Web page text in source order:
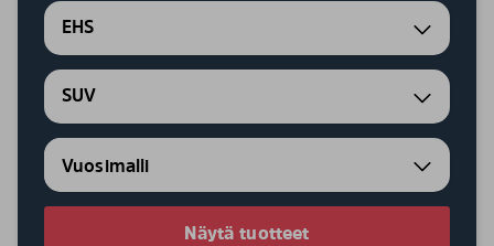
EHS
SUV
Näytä tuotteet